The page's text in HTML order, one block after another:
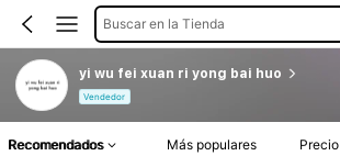
Buscar en la Tienda
yi wu fei xuan ri yong bai huo
Vendedor
Recomendados Más populares Precio